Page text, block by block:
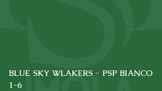
BLUE SKY WLAKERS - PSP BIANCO
1-6